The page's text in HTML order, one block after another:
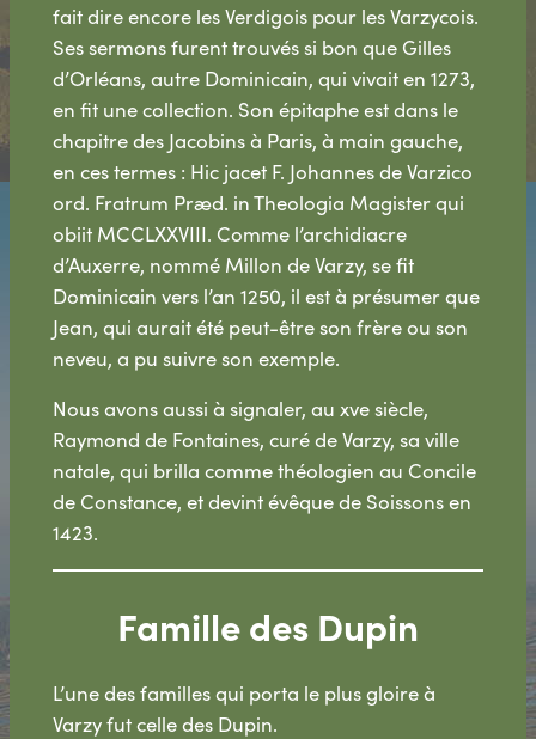
fait dire encore les Verdigois pour les Varzycois.
Ses sermons furent trouvés si bon que Gilles
d’Orléans, autre Dominicain, qui vivait en 1273,
en fit une collection. Son épitaphe est dans le
chapitre des Jacobins à Paris, à main gauche,
en ces termes : Hic jacet F. Johannes de Varzico
ord. Fratrum Præd. in Theologia Magister qui
obiit MCCLXXVIII. Comme l’archidiacre
d’Auxerre, nommé Millon de Varzy, se fit
Dominicain vers l’an 1250, il est à présumer que
Jean, qui aurait été peut-être son frère ou son
neveu, a pu suivre son exemple.
Nous avons aussi à signaler, au xve siècle,
Raymond de Fontaines, curé de Varzy, sa ville
natale, qui brilla comme théologien au Concile
de Constance, et devint évêque de Soissons en
1423.
Famille des Dupin
L’une des familles qui porta le plus gloire à
Varzy fut celle des Dupin.